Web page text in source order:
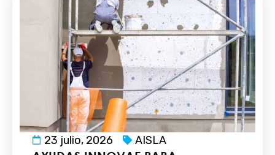
23 julio, 2026 AISLA